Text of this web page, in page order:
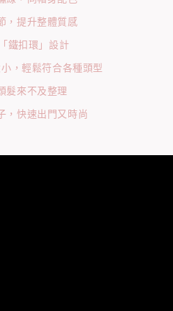
，提升整體質感
鐵扣環」設計
，輕鬆符合各種頭型
髮來不及整理
，快速出門又時尚